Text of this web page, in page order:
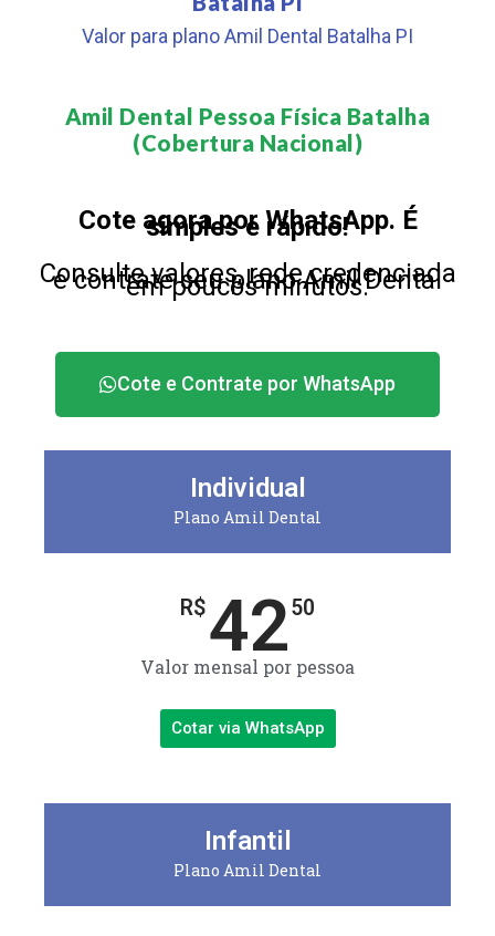
Valor para plano Amil Dental Batalha PI
Amil Dental Pessoa Física Batalha
(Cobertura Nacional)​
Cote agora por WhatsApp. É
simples e rápido!
Consulte valores, rede credenciada
e contrate seu plano Amil Dental
em poucos minutos.
Cote e Contrate por WhatsApp
Individual
Plano Amil Dental
R$4250
Valor mensal por pessoa
Cotar via WhatsApp
Infantil
Plano Amil Dental